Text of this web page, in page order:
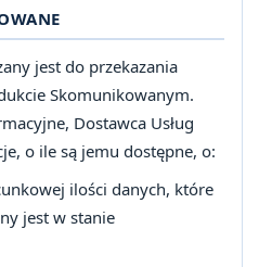
jest do przekazania
Skomunikowanym.
Dostawca Usług
o ile są jemu dostępne, o:
ilości danych, które
jest w stanie